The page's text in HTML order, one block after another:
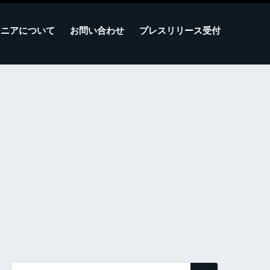
アについて お問い合わせ プレスリリース受付